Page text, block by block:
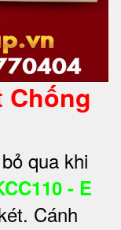
Chống
qua khi
- E
Cánh